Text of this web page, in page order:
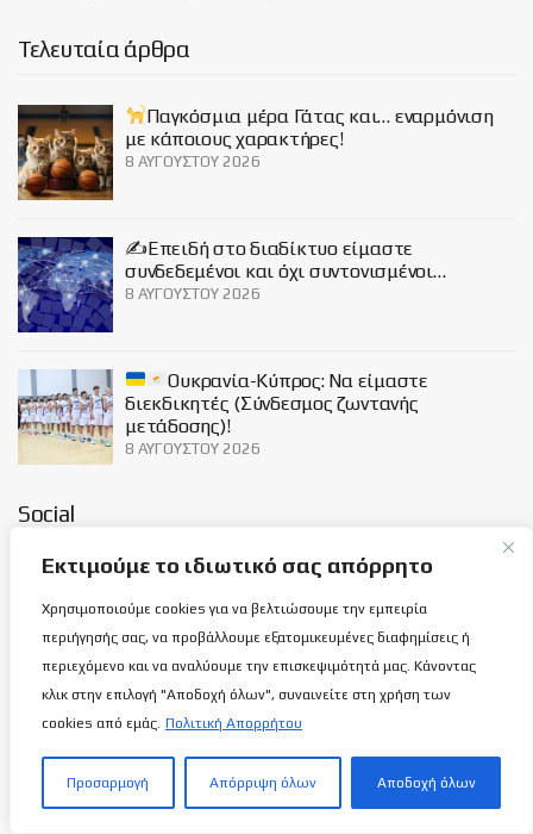
Εκτιμούμε το ιδιωτικό σας απόρρητο
Χρησιμοποιούμε cookies για να βελτιώσουμε την εμπειρία
περιήγησής σας, να προβάλλουμε εξατομικευμένες διαφημίσεις ή
περιεχόμενο και να αναλύουμε την επισκεψιμότητά μας. Κάνοντας
κλικ στην επιλογή "Αποδοχή όλων", συναινείτε στη χρήση των
cookies από εμάς. Πολιτική Απορρήτου
Προσαρμογή Απόρριψη όλων Αποδοχή όλων
Τελευταία άρθρα
Παγκόσμια μέρα Γάτας και… εναρμόνιση
με κάποιους χαρακτήρες!
8 ΑΥΓΟΎΣΤΟΥ 2026
✍️Επειδή στο διαδίκτυο είμαστε
συνδεδεμένοι και όχι συντονισμένοι…
8 ΑΥΓΟΎΣΤΟΥ 2026
Ουκρανία-Κύπρος: Να είμαστε
διεκδικητές (Σύνδεσμος ζωντανής
μετάδοσης)!
8 ΑΥΓΟΎΣΤΟΥ 2026
Social
Σχετικά με εμάς
ΕΠΙΚΟΙΝΩΝΊΑ